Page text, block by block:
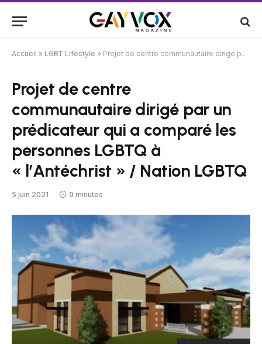
Accueil » LGBT Lifestyle » Projet de centre communautaire dirigé par un prédicateur qui a comparé les personnes LGBTQ à « l’Antéchrist » / Nation LGBTQ
Projet de centre
communautaire dirigé par un
prédicateur qui a comparé les
personnes LGBTQ à
« l’Antéchrist » / Nation LGBTQ
5 juin 2021 9 minutes